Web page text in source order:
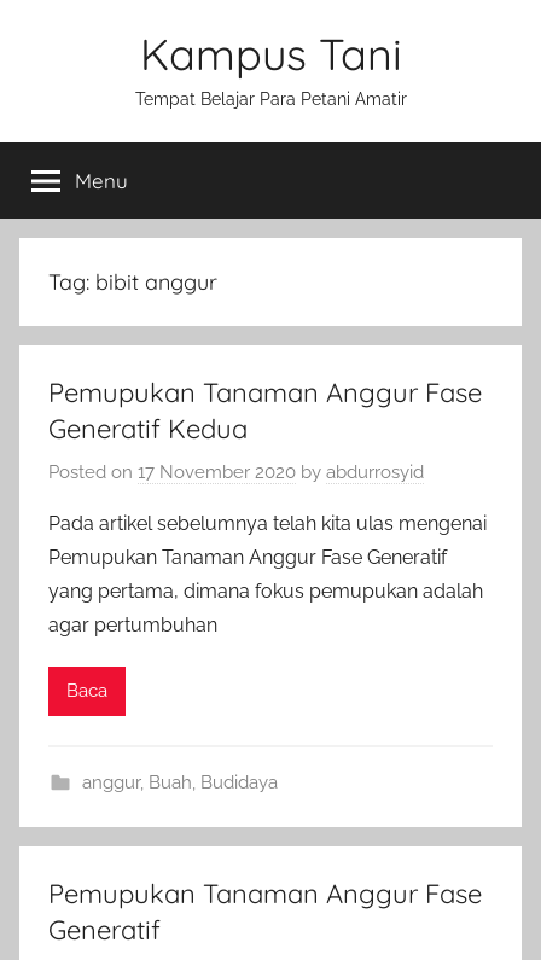
Kampus Tani
Tempat Belajar Para Petani Amatir
Menu
Tag: bibit anggur
Pemupukan Tanaman Anggur Fase
Generatif Kedua
Posted on 17 November 2020 by abdurrosyid
Pada artikel sebelumnya telah kita ulas mengenai
Pemupukan Tanaman Anggur Fase Generatif
yang pertama, dimana fokus pemupukan adalah
agar pertumbuhan
Baca
anggur, Buah Budidaya
Pemupukan Tanaman Anggur Fase
Generatif